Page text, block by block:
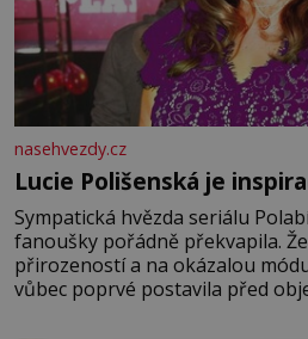
nasehvezdy.cz
Lucie Polišenská je
Sympatická hvězda seriálu
fanoušky pořádně překvapila.
přirozeností a na okázalou
vůbec poprvé postavila před